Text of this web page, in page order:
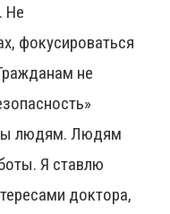
Не
фокусироваться
не
людям. Людям
Я ставлю
доктора,